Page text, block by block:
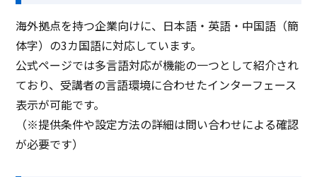
海外拠点を持つ企業向けに、日本語・英語・中国語（簡
体字）の3カ国語に対応しています。
公式ページでは多言語対応が機能の一つとして紹介され
ており、受講者の言語環境に合わせたインターフェース
表示が可能です。
（※提供条件や設定方法の詳細は問い合わせによる確認
が必要です）